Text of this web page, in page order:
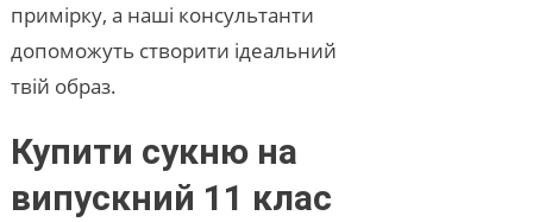
примірку, а наші консультанти
допоможуть створити ідеальний
твій образ.
Купити сукню на
випускний 11 клас